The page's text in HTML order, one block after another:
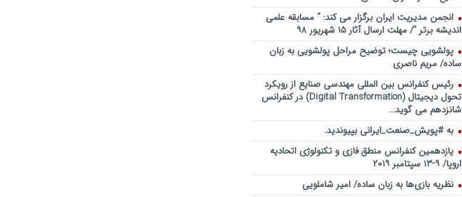
انجمن مدیریت ایران برگزار می کند: ” مسابقه علمی
اندیشه برتر “/ مهلت ارسال آثار ۱۵ شهریور ۹۸
پولشویی چیست؛ توضیح مراحل پولشویی به زبان
ساده/ مریم ناصری
رئیس کنفرانس بین المللی مهندسی صنایع از رویکرد
تحول دیجیتال (Digital Transformation) در کنفرانس
شانزدهم می گوید…
به #پویش_صنعت_ایرانی بپیوندید.
یازدهمین کنفرانس منطق فازی و تکنولوژی اتحادیه
اروپا/ ۹-۱۳ سپتامبر ۲۰۱۹
نظریه بازی‌ها به زبان ساده/ امیر شاملویی